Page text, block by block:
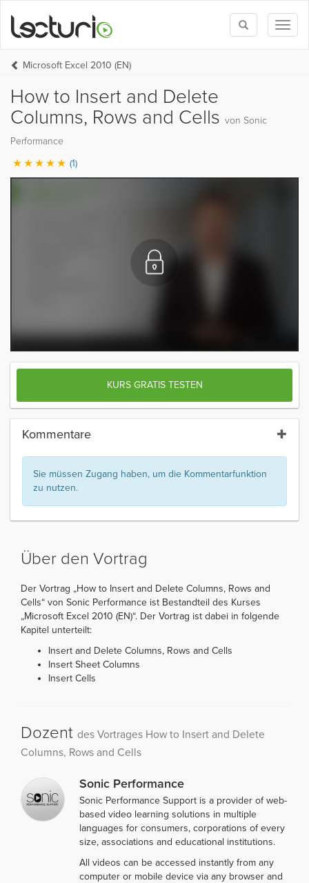
Toggle
search
Microsoft Excel 2010 (EN)
How to Insert and Delete
Columns, Rows and Cells von Sonic
Performance
(1)
KURS GRATIS TESTEN
Kommentare
Sie müssen Zugang haben, um die Kommentarfunktion
zu nutzen.
Über den Vortrag
Der Vortrag „How to Insert and Delete Columns, Rows and
Cells“ von Sonic Performance ist Bestandteil des Kurses
„Microsoft Excel 2010 (EN)“. Der Vortrag ist dabei in folgende
Kapitel unterteilt:
Insert and Delete Columns, Rows and Cells
Insert Sheet Columns
Insert Cells
Dozent des Vortrages How to Insert and Delete
Columns, Rows and Cells
Sonic Performance
Sonic Performance Support is a provider of web-
based video learning solutions in multiple
languages for consumers, corporations of every
size, associations and educational institutions.
All videos can be accessed instantly from any
computer or mobile device via any browser and